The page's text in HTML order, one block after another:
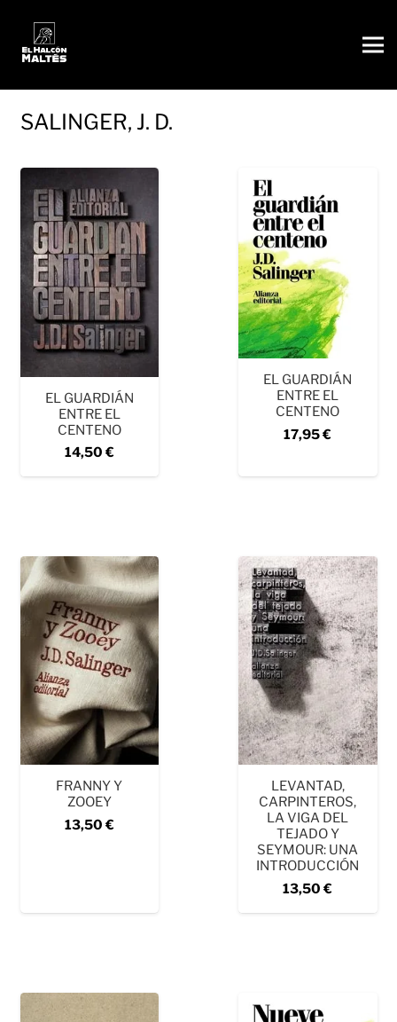
SALINGER, J. D.
EL GUARDIÁN
ENTRE EL
CENTENO
14,50 €
EL GUARDIÁN
ENTRE EL
CENTENO
17,95€
FRANNY Y
ZOOEY
13,50 €
LEVANTAD,
CARPINTEROS,
LA VIGA DEL
TEJADO Y
SEYMOUR: UNA
INTRODUCCIÓN
13,50€